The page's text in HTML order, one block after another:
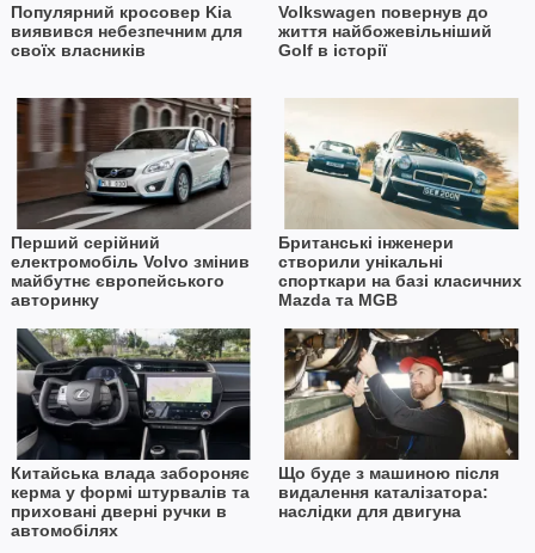
Популярний кросовер Kia
виявився небезпечним для
своїх власників
Volkswagen повернув до
життя найбожевільніший
Golf в історії
Перший серійний
електромобіль Volvo змінив
майбутнє європейського
авторинку
Британські інженери
створили унікальні
спорткари на базі класичних
Mazda та MGB
Китайська влада забороняє
керма у формі штурвалів та
приховані дверні ручки в
автомобілях
Що буде з машиною після
видалення каталізатора:
наслідки для двигуна